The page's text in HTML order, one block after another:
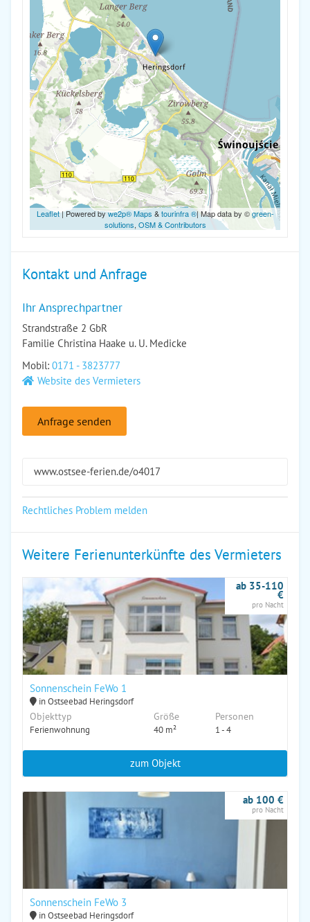
Leaflet| Powered bywe2p® Maps &tourinfra ®| Map data by ©green-
solutions, OSM & Contributors
Kontakt und Anfrage
Ihr Ansprechpartner
Strandstraße 2 GbR
Familie Christina Haake u. U. Medicke
Mobil: 0171 - 3823777
Website des Vermieters
Anfrage senden
www.ostsee-ferien.de/o4017
Rechtliches Problem melden
Weitere Ferienunterkünfte des Vermieters
Sonnenschein FeWo 1
in Ostseebad Heringsdorf
Objekttyp
Ferienwohnung
Größe
40 m²
Personen
1 - 4
ab 35-110
€
pro Nacht
zum Objekt
Sonnenschein FeWo 3
in Ostseebad Heringsdorf
ab 100 €
pro Nacht